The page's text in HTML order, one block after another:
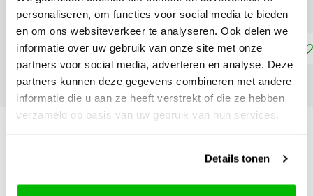
personaliseren, om functies voor social media te bieden
en om ons websiteverkeer te analyseren. Ook delen we
informatie over uw gebruik van onze site met onze
partners voor social media, adverteren en analyse. Deze
partners kunnen deze gegevens combineren met andere
informatie die u aan ze heeft verstrekt of die ze hebben
verzameld op basis van uw gebruik van hun services.
Details tonen
100% OP HET LAAGSTGEPRIJSDE PRODUCT.
Toevoegen aan winkelwagen
DELEN: